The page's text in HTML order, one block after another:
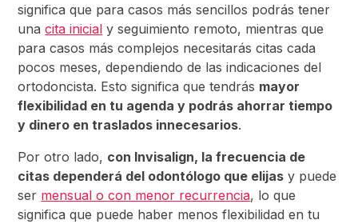
significa que para casos más sencillos podrás tener
unacita inicial y seguimiento remoto, mientras que
para casos más complejos necesitarás citas cada
pocos meses, dependiendo de las indicaciones del
ortodoncista. Esto significa que tendrás mayor
flexibilidad en tu agenda y podrás ahorrar tiempo
y dinero en traslados innecesarios.
Por otro lado, con Invisalign, la frecuencia de
citas dependerá del odontólogo que elijas y puede
ser mensual o con menor recurrencia, lo que
significa que puede haber menos flexibilidad en tu